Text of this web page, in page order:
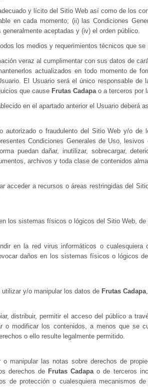
y lícito del Sitio Web así como de los
en cada momento; (ii) las Condiciones
generalmente aceptadas y (iv) el orden público.
los medios y requerimientos técnicos que se
veraz al cumplimentar con sus datos de
actualizados en todo momento de
El Usuario será el único responsable de
que cause Frutas Cadapao a terceros por
en el apartado anterior el Usuario deberá
autorizado o fraudulento del Sitio Web y/o
Condiciones Generales de Uso,
puedan dañar, inutilizar, sobrecargar,
archivos y toda clase de contenidos
acceder a recursos o áreas restringidas del
los sistemas físicos o lógicos del Sitio Web,
en la red virus informáticos o
daños en los sistemas físicos o lógicos
utilizar y/o manipular los datos de Frutas Cadapa
distribuir, permitir el acceso del público a
o modificar los contenidos, a menos que se
o ello resulte legalmente permitido.
o manipular las notas sobre derechos de
derechos de Frutas Cadapao de terceros
de protección o cualesquiera mecanismos